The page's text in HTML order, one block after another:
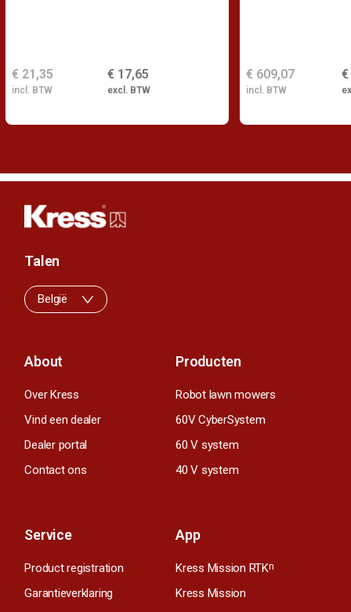
€ 17,65
excl. BTW
€ 21,35
incl. BTW
€
€ 609,07
incl. BTW
About
Over Kress
Vind een dealer
Dealer portal
Contact ons
Producten
Robot lawn mowers
60V CyberSystem
60 V system
40 V system
Service
Product registration
Garantieverklaring
App
Kress Mission RTKn
Kress Mission
Talen
België